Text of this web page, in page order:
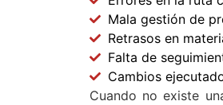
Mala gestión de
Retrasos en
Falta de
Cambios
Cuando no existe